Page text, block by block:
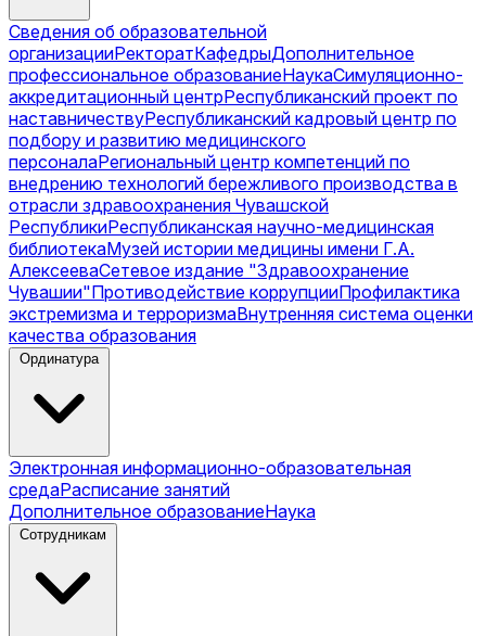
Сведения об образовательной
организацииРекторатКафедрыДополнительное
профессиональное образованиеНаукаСимуляционно-
аккредитационный центрРеспубликанский проект по
наставничествуРеспубликанский кадровый центр по
подбору и развитию медицинского
персоналаРегиональный центр компетенций по
внедрению технологий бережливого производства в
отрасли здравоохранения Чувашской
РеспубликиРеспубликанская научно-медицинская
библиотекаМузей истории медицины имени Г.А.
АлексееваСетевое издание "Здравоохранение
Чувашии"Противодействие коррупцииПрофилактика
экстремизма и терроризмаВнутренняя система оценки
качества образования
Ординатура
Электронная информационно-образовательная
средаРасписание занятий
Дополнительное образованиеНаука
Сотрудникам